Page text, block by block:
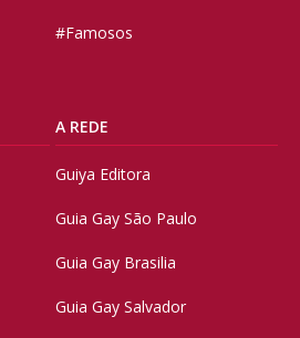
#Famosos
A REDE
Guiya Editora
Guia Gay São Paulo
Guia Gay Brasilia
Guia Gay Salvador